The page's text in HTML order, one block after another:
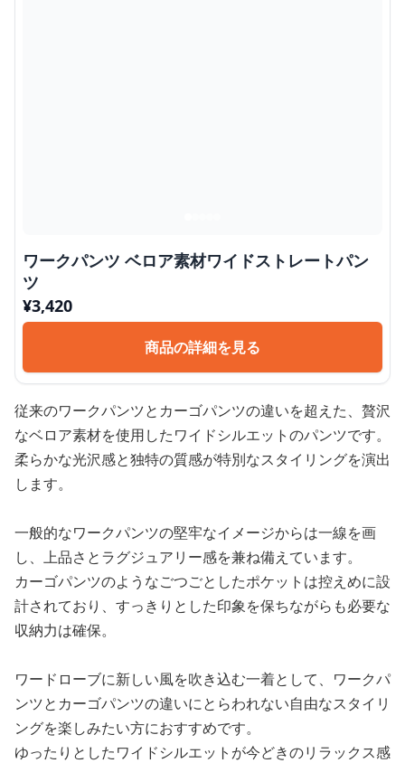
ワークパンツ ベロア素材ワイドストレートパン
ツ
¥3,420
商品の詳細を見る
従来のワークパンツとカーゴパンツの違いを超えた、贅沢
なベロア素材を使用したワイドシルエットのパンツです。
柔らかな光沢感と独特の質感が特別なスタイリングを演出
します。
一般的なワークパンツの堅牢なイメージからは一線を画
し、上品さとラグジュアリー感を兼ね備えています。
カーゴパンツのようなごつごとしたポケットは控えめに設
計されており、すっきりとした印象を保ちながらも必要な
収納力は確保。
ワードローブに新しい風を吹き込む一着として、ワークパ
ンツとカーゴパンツの違いにとらわれない自由なスタイリ
ングを楽しみたい方におすすめです。
ゆったりとしたワイドシルエットが今どきのリラックス感